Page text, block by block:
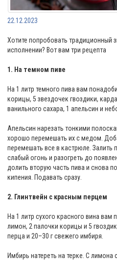
22.12.2023
Хотите попробовать традиционный
исполнении? Вот вам три рецепта
1. На темном пиве
На 1 литр темного пива вам
корицы, 5 звездочек гвоздики,
ванильного сахара, 1 апельсин и
Апельсин нарезать тонкими
хорошо перемешать их с медом.
перемешать все в кастрюле. Залить
слабый огонь и разогреть до
долить вторую часть пива и снова
кипения. Подавать сразу.
2. Глинтвейн с красным перцем
На 1 литр сухого красного вина вам
лимон, 2 палочки корицы и 5
перца и 20–30 г свежего имбиря.
Имбирь натереть на терке. С лимона